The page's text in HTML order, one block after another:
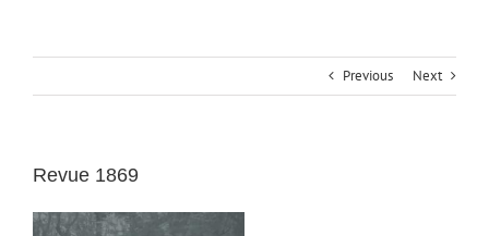
Previous Next
Revue 1869